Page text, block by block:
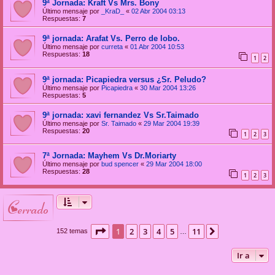
9ª Jornada: Kraft Vs Mrs. Bony
Último mensaje por _KraD_ « 02 Abr 2004 03:13
Respuestas: 7
9ª jornada: Arafat Vs. Perro de lobo.
Último mensaje por curreta « 01 Abr 2004 10:53
Respuestas: 18 1 2
9ª jornada: Picapiedra versus ¿Sr. Peludo?
Último mensaje por Picapiedra « 30 Mar 2004 13:26
Respuestas: 5
9ª jornada: xavi fernandez Vs Sr.Taimado
Último mensaje por Sr. Taimado « 29 Mar 2004 19:39
Respuestas: 20 1 2 3
7ª Jornada: Mayhem Vs Dr.Moriarty
Último mensaje por bud spencer « 29 Mar 2004 18:00
Respuestas: 28 1 2 3
cerrado
152 temas Página de 11
1 2 3 4 5 11
Ir a